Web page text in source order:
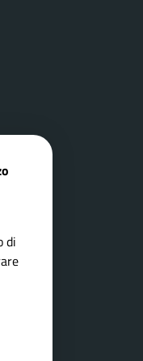
di